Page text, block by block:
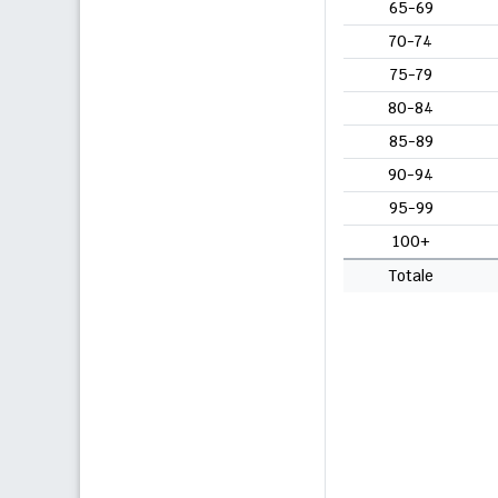
65-69
70-74
75-79
80-84
85-89
90-94
95-99
100+
Totale